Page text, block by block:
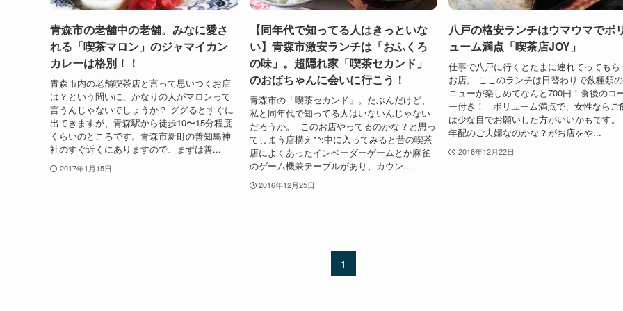
青森市の老舗中の老舗。みなに愛さ
れる「喫茶マロン」のジャマイカン
カレーは格別！！
青森市内の老舗喫茶店と言って思いつくお店
は？という問いに、かなりの人がマロンって
言うんじゃないでしょうか？ ググるとすぐに
出てきますが、青森駅から徒歩10〜15分程度
くらいのところです。青森市新町の善知鳥神
社のすぐ近くにありますので、まずは善...
2017年1月15日
【同年代で知ってる人はきっといな
い】青森市激安ランチは「おふくろ
の味」。超隠れ家「喫茶セカンド」
のおばちゃんに会いに行こう！
青森市の「喫茶セカンド」。たぶんだけど、
私と同年代で知ってる人はいないんじゃない
だろうか。 このお店やってるのかな？と思っ
てしまう店構え^^;中に入ってみると昔の喫茶
店によくあったインベーダーゲームとか麻雀
のゲーム機兼テーブルがあり、カウン...
2016年12月25日
八戸の格安ランチはウマウマでボ
ューム満点「喫茶店JOY」
仕事で八戸に行くとたまに連れてってもら
お店。 ここのランチは日替わりで数種類
ニューが楽しめてなんと700円！食後のコ
ー付き！ ボリューム満点で、女性ならご
は少な目でお願いした方がいいかもです。
年配のご夫婦なのかな？がお店をや...
2016年12月22日
1